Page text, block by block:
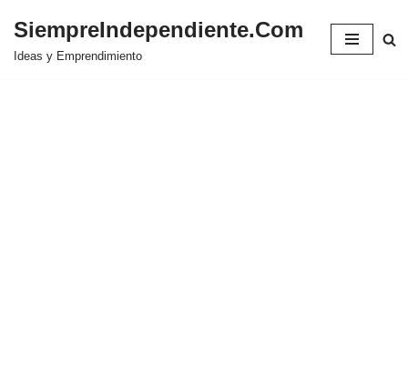
Saltar
SiempreIndependiente.Com
Ideas y Emprendimiento